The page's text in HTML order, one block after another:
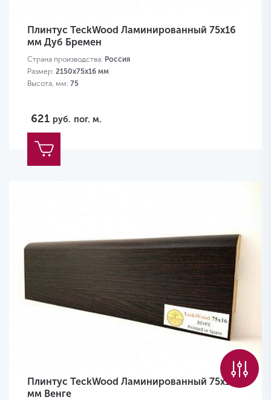
Плинтус TeckWood Ламинированный 75х16
мм Дуб Бремен
Страна производства: Россия
Размер: 2150х75х16 мм
Высота, мм: 75
621 руб. пог. м.
Плинтус TeckWood Ламинированный 75х16
мм Венге